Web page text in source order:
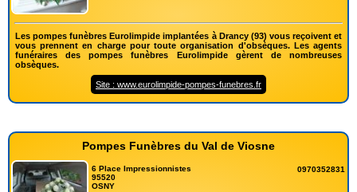
Les pompes funèbres Eurolimpide implantées à Drancy (93) vous reçoivent et
vous prennent en charge pour toute organisation d'obsèques. Les agents
funéraires des pompes funèbres Eurolimpide gèrent de nombreuses
obsèques.
Site : www.eurolimpide-pompes-funebres.fr
Pompes Funèbres du Val de Viosne
6 Place Impressionnistes
95520
OSNY
0970352831